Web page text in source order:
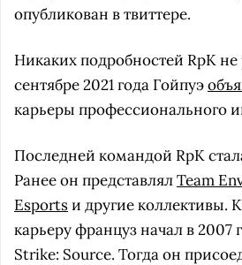
опубликован в твиттере.
Никаких подробностей RpK
сентябре 2021 года Гойпуэ
карьеры профессионального
Последней командой RpK
Ранее он представлялTeam
Esportsи другие коллективы.
карьеру француз начал в 2007
Strike: Source. Тогда он